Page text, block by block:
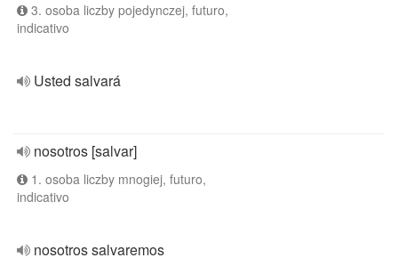
3. osoba liczby pojedynczej, futuro,
indicativo
Usted salvará
nosotros [salvar]
1. osoba liczby mnogiej, futuro,
indicativo
nosotros salvaremos